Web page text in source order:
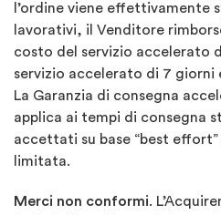
l’ordine viene effettivamente
lavorativi, il Venditore
costo del servizio accelerato
servizio accelerato di 7
La Garanzia di consegna
applica ai tempi di consegna
accettati su base “best
limitata.
Merci non conformi.